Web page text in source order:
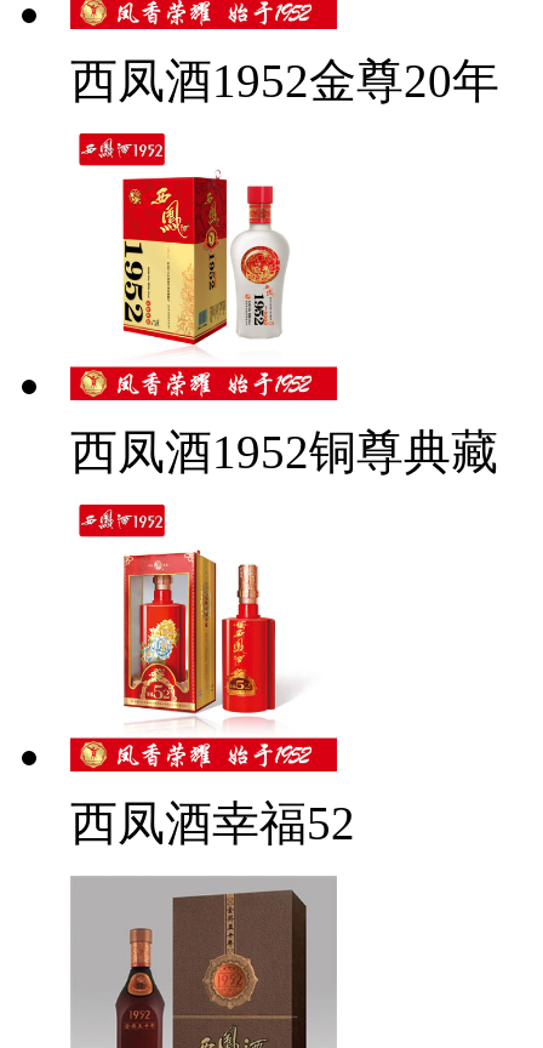
西凤酒1952金尊20年
西凤酒1952铜尊典藏
西凤酒幸福52